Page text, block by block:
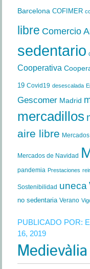
Barcelona COFIMER
libre Comercio
sedentario
Cooperativa
19 Covid19 desescalada
Gescomer Madrid
mercadillos
aire libre
Mercados de Navidad
pandemia Prestaciones
Sostenibilidad uneca
no sedentaria Verano
PUBLICADO POR:
16, 2019